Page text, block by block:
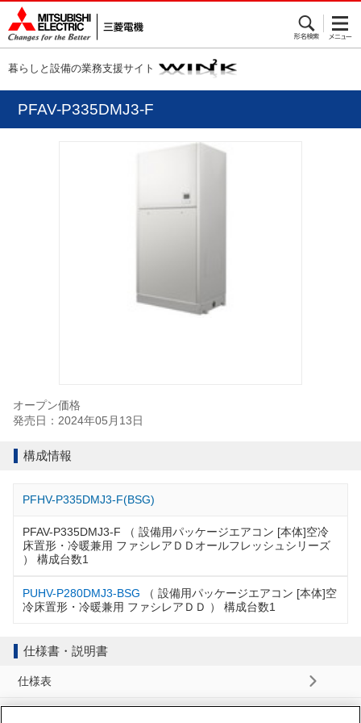
暮らしと設備の業務支援サイト
PFAV-P335DMJ3-F
オープン価格
発売日：2024年05月13日
構成情報
PFHV-P335DMJ3-F(BSG)
PFAV-P335DMJ3-F （ 設備用パッケージエアコン [本体]空冷
床置形・冷暖兼用 ファシレアＤＤオールフレッシュシリーズ
） 構成台数1
PUHV-P280DMJ3-BSG
（ 設備用パッケージエアコン [本体]空
冷床置形・冷暖兼用 ファシレアＤＤ ） 構成台数1
仕様書・説明書
仕様表